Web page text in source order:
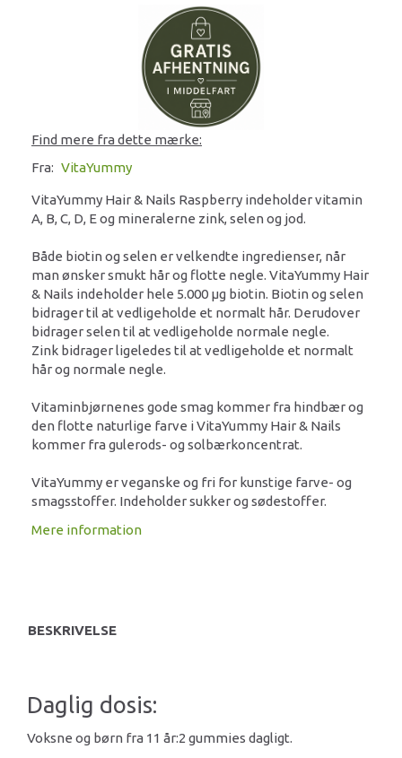
Find mere fra dette mærke:
Fra: VitaYummy
VitaYummy Hair & Nails Raspberry indeholder vitamin
A, B, C, D, E og mineralerne zink, selen og jod.
Både biotin og selen er velkendte ingredienser, når
man ønsker smukt hår og flotte negle. VitaYummy Hair
& Nails indeholder hele 5.000 µg biotin. Biotin og selen
bidrager til at vedligeholde et normalt hår. Derudover
bidrager selen til at vedligeholde normale negle.
Zink bidrager ligeledes til at vedligeholde et normalt
hår og normale negle.
Vitaminbjørnenes gode smag kommer fra hindbær og
den flotte naturlige farve i VitaYummy Hair & Nails
kommer fra gulerods- og solbærkoncentrat.
VitaYummy er veganske og fri for kunstige farve- og
smagsstoffer. Indeholder sukker og sødestoffer.
Mere information
BESKRIVELSE
Daglig dosis:
Voksne og børn fra 11 år:2 gummies dagligt.